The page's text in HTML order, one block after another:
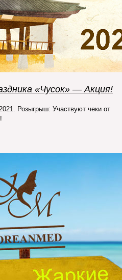
«Чусок» — Акция!
Розыгрыш: Участвуют чеки от